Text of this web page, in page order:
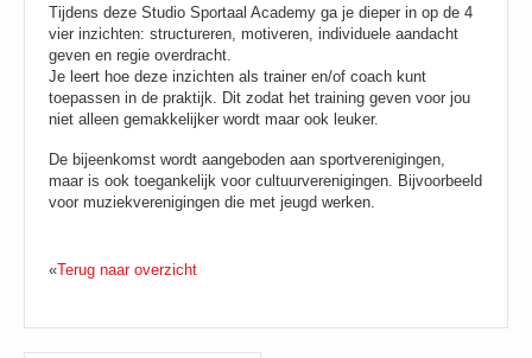
Tijdens deze Studio Sportaal Academy ga je dieper in op de 4
vier inzichten: structureren, motiveren, individuele aandacht
geven en regie overdracht.
Je leert hoe deze inzichten als trainer en/of coach kunt
toepassen in de praktijk. Dit zodat het training geven voor jou
niet alleen gemakkelijker wordt maar ook leuker.
De bijeenkomst wordt aangeboden aan sportverenigingen,
maar is ook toegankelijk voor cultuurverenigingen. Bijvoorbeeld
voor muziekverenigingen die met jeugd werken.
«Terug naar overzicht